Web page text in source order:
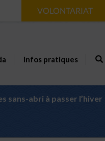
VOLONTARIAT
Infos pratiques
sans-abri à passer l’hiver